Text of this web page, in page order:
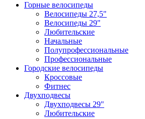
Горные велосипеды
Велосипеды 27,5"
Велосипеды 29"
Любительские
Начальные
Полупрофессиональные
Профессиональные
Городские велосипеды
Кроссовые
Фитнес
Двухподвесы
Двухподвесы 29"
Любительские